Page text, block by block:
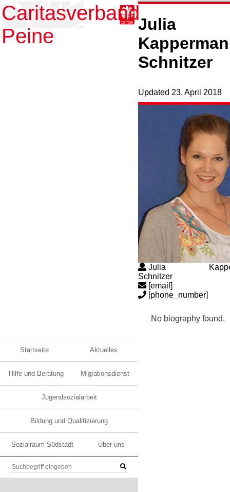
Caritasverband
Peine
Startseite Aktuelles
Hilfe und Beratung Migrationsdienst
Jugendsozialarbeit
Bildung und Qualifizierung
Sozialraum Südstadt Über uns
Schnitzer
Updated 23. April 2018
Julia
Schnitzer
[email]
[phone_number]
No biography found.